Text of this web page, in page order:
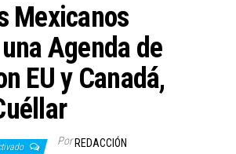
Mexicanos
Agenda de
EU y Canadá,
Por REDACCIÓN